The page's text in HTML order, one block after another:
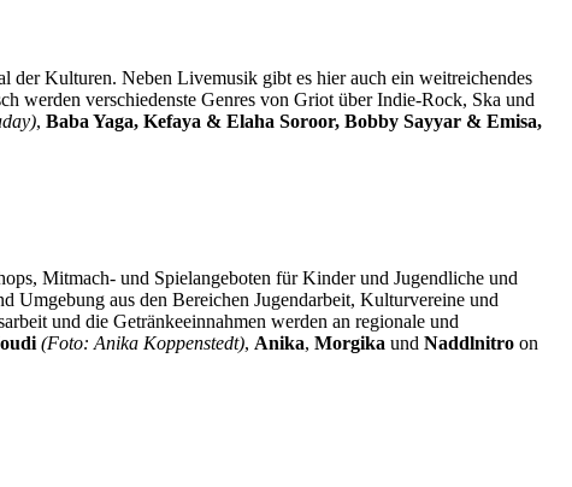
der Kulturen. Neben Livemusik gibt es hier auch ein weitreichendes
werden verschiedenste Genres von Griot über Indie-Rock, Ska und
, Baba Yaga, Kefaya & Elaha Soroor, Bobby Sayyar & Emisa,
Mitmach- und Spielangeboten für Kinder und Jugendliche und
Umgebung aus den Bereichen Jugendarbeit, Kulturvereine und
und die Getränkeeinnahmen werden an regionale und
(Foto: Anika Koppenstedt), Anika, Morgika und Naddlnitro on